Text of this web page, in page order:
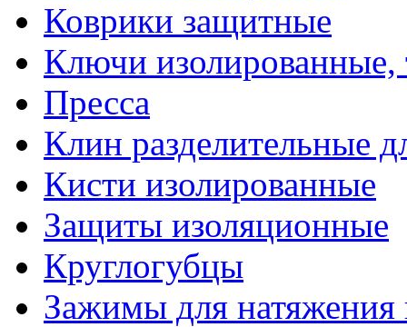
Коврики защитные
Ключи изолированные,
Пресса
Клин разделительные
Кисти изолированные
Защиты изоляционные
Круглогубцы
Зажимы для натяжения